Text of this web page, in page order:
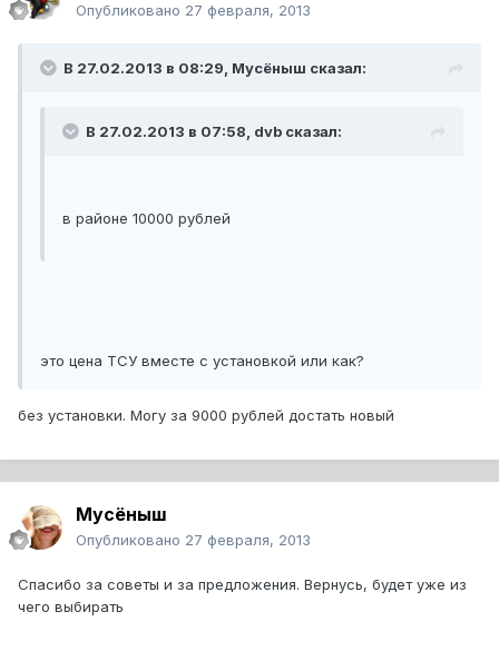
Опубликовано 27 февраля, 2013
В 27.02.2013 в 08:29, Мусёныш сказал:
В 27.02.2013 в 07:58, dvb сказал:
в районе 10000 рублей
это цена ТСУ вместе с установкой или как?
без установки. Могу за 9000 рублей достать новый
Мусёныш
Опубликовано 27 февраля, 2013
Спасибо за советы и за предложения. Вернусь, будет уже из
чего выбирать